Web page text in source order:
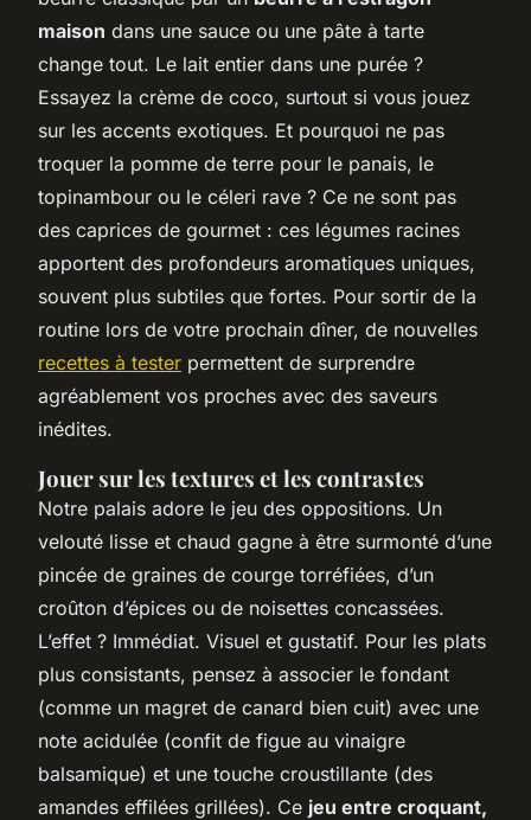
maison dans une sauce ou une pâte à tarte
change tout. Le lait entier dans une purée ?
Essayez la crème de coco, surtout si vous jouez
sur les accents exotiques. Et pourquoi ne pas
troquer la pomme de terre pour le panais, le
topinambour ou le céleri rave ? Ce ne sont pas
des caprices de gourmet : ces légumes racines
apportent des profondeurs aromatiques uniques,
souvent plus subtiles que fortes. Pour sortir de la
routine lors de votre prochain dîner, de nouvelles
recettes à tester permettent de surprendre
agréablement vos proches avec des saveurs
inédites.
Jouer sur les textures et les contrastes
Notre palais adore le jeu des oppositions. Un
velouté lisse et chaud gagne à être surmonté d’une
pincée de graines de courge torréfiées, d’un
croûton d’épices ou de noisettes concassées.
L’effet ? Immédiat. Visuel et gustatif. Pour les plats
plus consistants, pensez à associer le fondant
(comme un magret de canard bien cuit) avec une
note acidulée (confit de figue au vinaigre
balsamique) et une touche croustillante (des
amandes effilées grillées). Ce jeu entre croquant,